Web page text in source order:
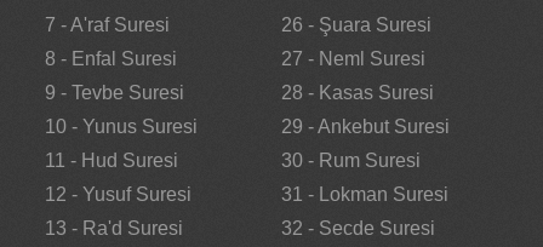
7 - A'raf Suresi
8 - Enfal Suresi
9 - Tevbe Suresi
10 - Yunus Suresi
11 - Hud Suresi
12 - Yusuf Suresi
13 - Ra'd Suresi
26 - Şuara Suresi
27 - Neml Suresi
28 - Kasas Suresi
29 - Ankebut Suresi
30 - Rum Suresi
31 - Lokman Suresi
32 - Secde Suresi